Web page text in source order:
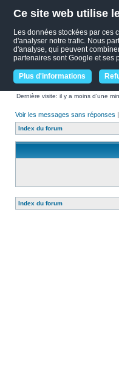
Ce site web utilise
Les données stockées par ces
d'analyser notre trafic. Nous
d'analyse, qui peuvent
partenaires sont Google et ses
Plus d'informations
Dernière visite: il y a moins d’une
Voir les messages sans réponses |
Index du forum
Index du forum